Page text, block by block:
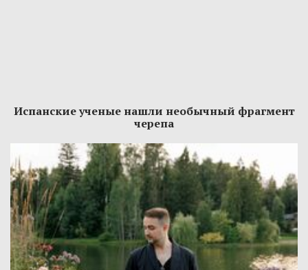
Испанские ученые нашли необычный фрагмент
черепа